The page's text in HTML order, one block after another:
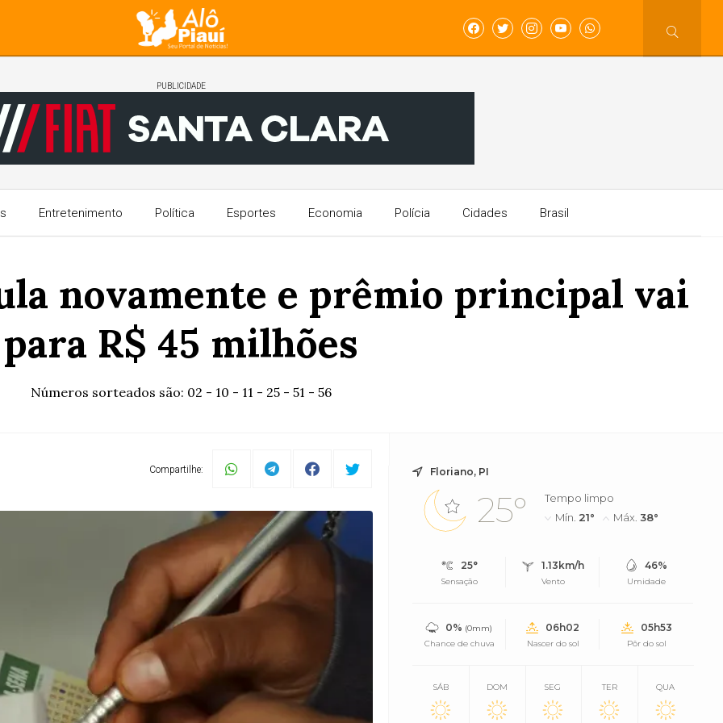
PUBLICIDADE
Entretenimento Política Esportes Economia Polícia Cidades Brasil
novamente e prêmio principal vai
para R$ 45 milhões
Números sorteados são: 02 - 10 - 11 - 25 - 51 - 56
Compartilhe: Floriano, PI
25°
Tempo limpo
Mín. 21° Máx.38°
25°
Sensação
1.13km/h
Vento
46%
Umidade
0% (0mm)
Chance de chuva
06h02
Nascer do sol
05h53
Pôr do sol
SÁB DOM SEG TER QUA